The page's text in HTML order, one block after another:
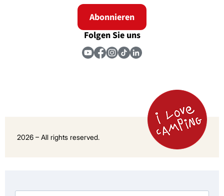
Abonnieren
Folgen Sie uns
2026 – All rights reserved.